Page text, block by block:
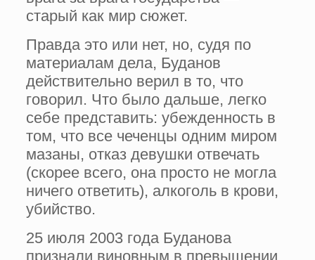
старый как мир сюжет.
Правда это или нет, но, судя по
материалам дела, Буданов
действительно верил в то, что
говорил. Что было дальше, легко
себе представить: убежденность в
том, что все чеченцы одним миром
мазаны, отказ девушки отвечать
(скорее всего, она просто не могла
ничего ответить), алкоголь в крови,
убийство.
25 июля 2003 года Буданова
признали виновным в превышении